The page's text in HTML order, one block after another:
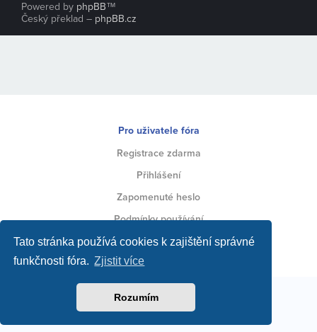
Tato stránka používá cookies k zajištění správné
funkčnosti fóra. Zjistit více
Rozumím
Powered by phpBB™
Český překlad – phpBB.cz
Pro uživatele fóra
Registrace zdarma
Přihlášení
Zapomenuté heslo
Podmínky používání
Ochrana soukromí
Toto fórum vytvářejí jeho uživatelé za podpory jeho
zakladatele a administrátora